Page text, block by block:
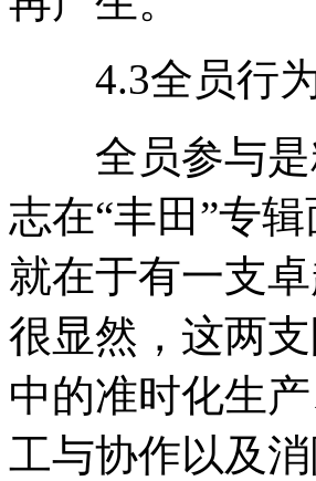
4.3全员行为
全员参与是
志在“丰田”专
就在于有一支
很显然，这两
中的准时化生
工与协作以及